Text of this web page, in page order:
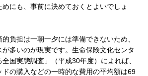
にも、事前に決めておくとよいでしょ
負担は一朝一夕には準備できないため、
多いのが現実です。生命保険文化センタ
国実態調査」（平成30年度）によれば、
の購入などの一時的な費用の平均額は69